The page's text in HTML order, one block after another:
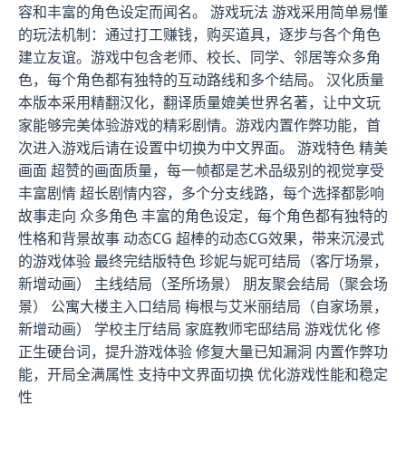
容和丰富的角色设定而闻名。 游戏玩法 游戏采用简单易懂
的玩法机制：通过打工赚钱，购买道具，逐步与各个角色
建立友谊。游戏中包含老师、校长、同学、邻居等众多角
色，每个角色都有独特的互动路线和多个结局。 汉化质量
本版本采用精翻汉化，翻译质量媲美世界名著，让中文玩
家能够完美体验游戏的精彩剧情。游戏内置作弊功能，首
次进入游戏后请在设置中切换为中文界面。 游戏特色 精美
画面 超赞的画面质量，每一帧都是艺术品级别的视觉享受
丰富剧情 超长剧情内容，多个分支线路，每个选择都影响
故事走向 众多角色 丰富的角色设定，每个角色都有独特的
性格和背景故事 动态CG 超棒的动态CG效果，带来沉浸式
的游戏体验 最终完结版特色 珍妮与妮可结局（客厅场景，
新增动画） 主线结局（圣所场景） 朋友聚会结局（聚会场
景） 公寓大楼主入口结局 梅根与艾米丽结局（自家场景，
新增动画） 学校主厅结局 家庭教师宅邸结局 游戏优化 修
正生硬台词，提升游戏体验 修复大量已知漏洞 内置作弊功
能，开局全满属性 支持中文界面切换 优化游戏性能和稳定
性